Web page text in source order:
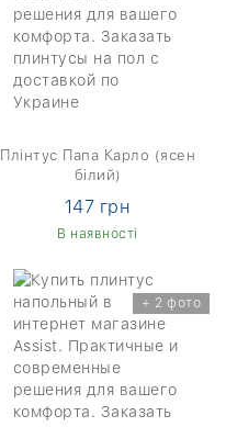
Плінтус Папа Карло (ясен
білий)
147 грн
В наявності
+ 2 фото